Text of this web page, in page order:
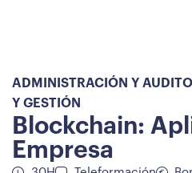
ADMINISTRACIÓN Y
Y GESTIÓN
Blockchain:
Empresa